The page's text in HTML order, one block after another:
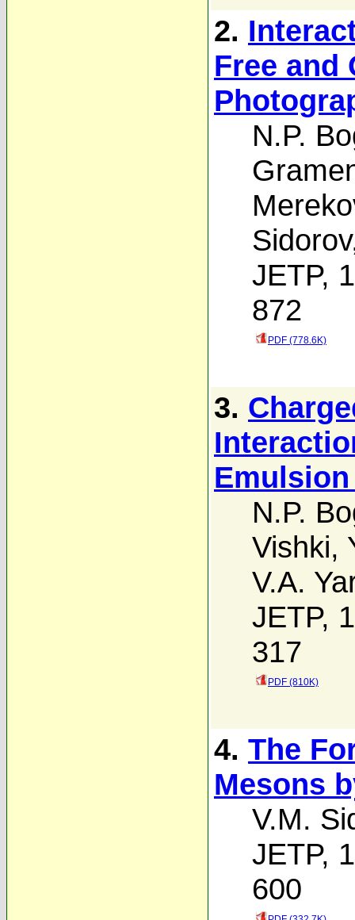
2.
Free and
N.P.
Sidorov
JETP,
872
PDF (778.6K)
3.
N.P.
Vishki,
V.A.
JETP,
317
PDF (810K)
4. The
Mesons
V.M.
JETP,
600